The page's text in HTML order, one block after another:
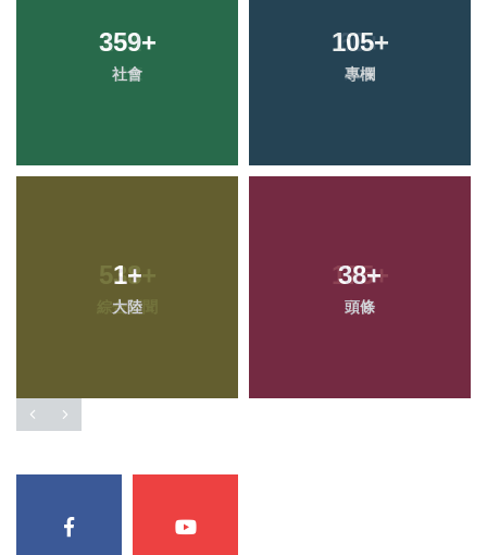
359+
社會
105+
專欄
1+
大陸
38+
頭條